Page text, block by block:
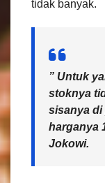
tidak banyak.
” Untuk
stoknya
sisanya di
harganya
Jokowi.